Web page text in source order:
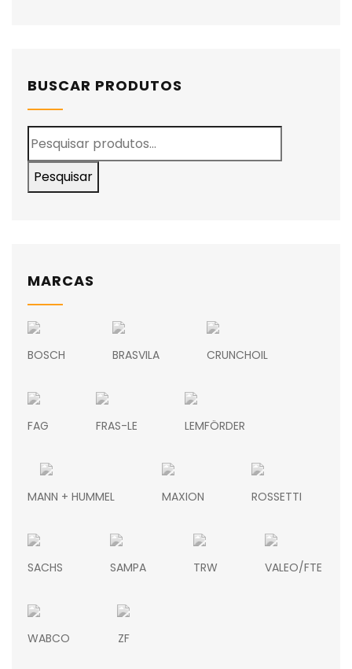
BUSCAR PRODUTOS
Pesquisar
MARCAS
BOSCH BRASVILA CRUNCHOIL
FAG FRAS-LE LEMFÖRDER
MANN + HUMMEL MAXION ROSSETTI
SACHS SAMPA TRW VALEO/FTE
WABCO ZF